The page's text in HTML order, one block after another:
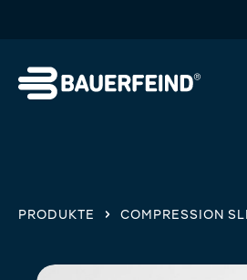
PRODUKTE COMPRESSION